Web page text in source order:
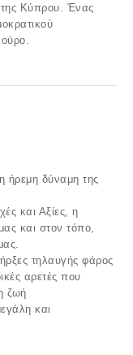
της Κύπρου. Ένας
ήρεμη δύναμη της
και Αξίες, η
και στον τόπο,
τηλαυγής φάρος
αρετές που
ζωή
και